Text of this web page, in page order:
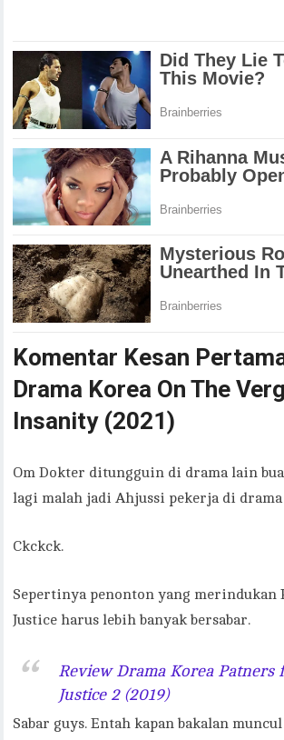
Komentar Kesan
Drama Korea On The
Insanity (2021)
Om Dokter ditungguin di drama lain
lagi malah jadi Ahjussi pekerja di
Ckckck.
Sepertinya penonton yang merindukan
Justice harus lebih banyak bersabar.
Review Drama Korea Patners
Justice 2 (2019)
Sabar guys. Entah kapan bakalan